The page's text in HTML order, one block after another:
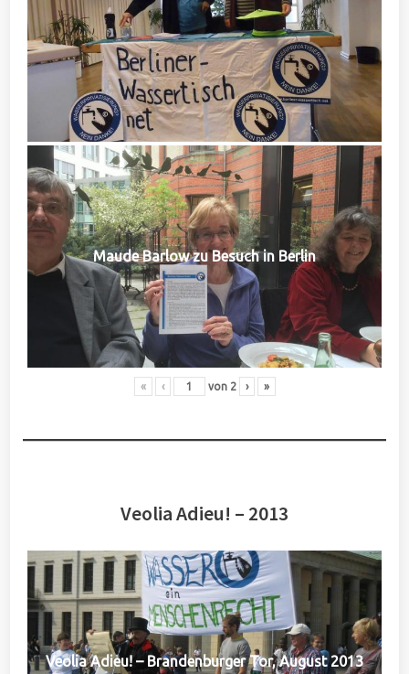
Maude Barlow zu Besuch in Berlin
« ‹ von 2 › »
Veolia Adieu! – 2013
Veolia Adieu! – Brandenburger Tor, August 2013